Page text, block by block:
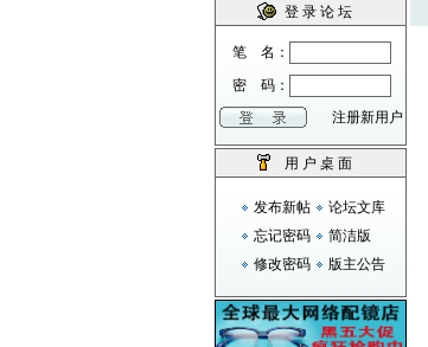
登 录 论 坛
笔 名：
密 码：
注册新用户
用 户 桌 面
发布新帖
论坛文库
忘记密码
简洁版
修改密码
版主公告